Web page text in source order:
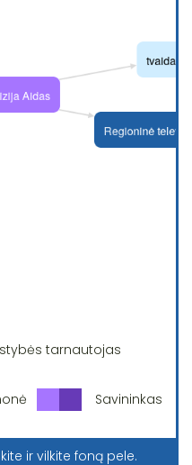
tarnautojas
Savininkas
ir vilkite foną pele.